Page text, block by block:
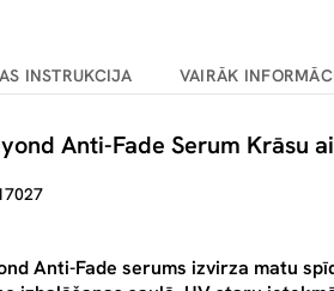
INSTRUKCIJA VAIRĀK
Anti-Fade Serum Krāsu
Anti-Fade serums izvirza matu